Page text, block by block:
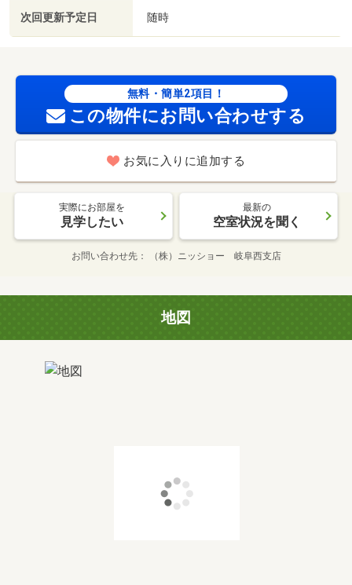
次回更新予定日 随時
無料・簡単2項目！
この物件にお問い合わせする
お気に入りに追加する
実際にお部屋を
見学したい
最新の
空室状況を聞く
お問い合わせ先 （株）ニッショー 岐阜西支店
地図